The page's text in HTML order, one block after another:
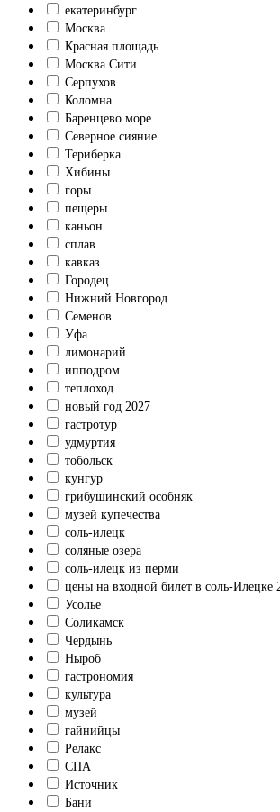
екатеринбург
Москва
Красная площадь
Москва Сити
Серпухов
Коломна
Баренцево море
Северное сияние
Териберка
Хибины
горы
пещеры
каньон
сплав
кавказ
Городец
Нижний Новгород
Семенов
Уфа
лимонарий
ипподром
теплоход
новый год 2027
гастротур
удмуртия
тобольск
кунгур
грибушинский особняк
музей купечества
соль-илецк
соляные озера
соль-илецк из перми
цены на входной билет в соль-Илецке
Усолье
Соликамск
Чердынь
Ныроб
гастрономия
культура
музей
гайнийцы
Релакс
СПА
Источник
Бани